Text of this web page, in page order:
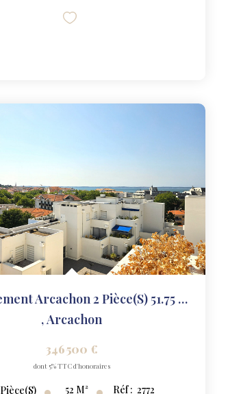
Appartement Arcachon 2 Pièce(s) 51.75 M2
,Arcachon
346 500 €
dont 5% TTC d'honoraires
Pièce(s) 52 M² Réf : 2772